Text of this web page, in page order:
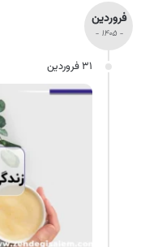
فروردین
- ۱۴۰۵ -
۳۱ فروردین